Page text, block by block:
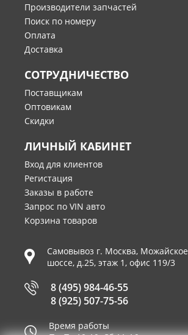
Производители запчастей
Поиск по номеру
Оплата
Доставка
СОТРУДНИЧЕСТВО
Поставщикам
Оптовикам
Скидки
ЛИЧНЫЙ КАБИНЕТ
Вход для клиентов
Регистация
Заказы в работе
Запрос по VIN авто
Корзина товаров
Самовывоз г. Москва, Можайское
шоссе, д.25, этаж 1, офис 119/3
8 (495) 984-46-55
8 (925) 507-75-56
Время работы